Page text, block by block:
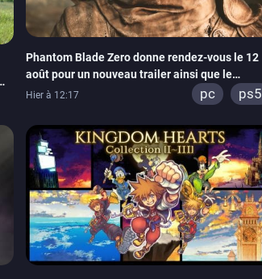
Phantom Blade Zero donne rendez-vous le 12
août pour un nouveau trailer ainsi que le
lancement des précommandes
Hier à 12:17 pc ps5